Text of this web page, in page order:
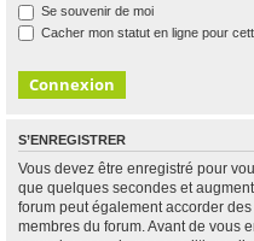
Se souvenir de moi
Cacher mon statut en ligne pour
S’ENREGISTRER
Vous devez être enregistré pour
que quelques secondes et
forum peut également accorder
membres du forum. Avant de vous